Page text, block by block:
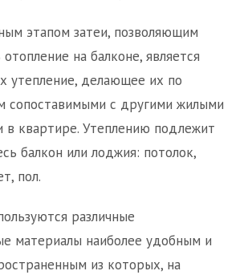
этапом затеи, позволяющим
на балконе, является
утепление, делающее их по
сопоставимыми с другими жилыми
в квартире. Утеплению подлежит
балкон или лоджия: потолок,
пол.
различные
материалы наиболее удобным и
из которых, на